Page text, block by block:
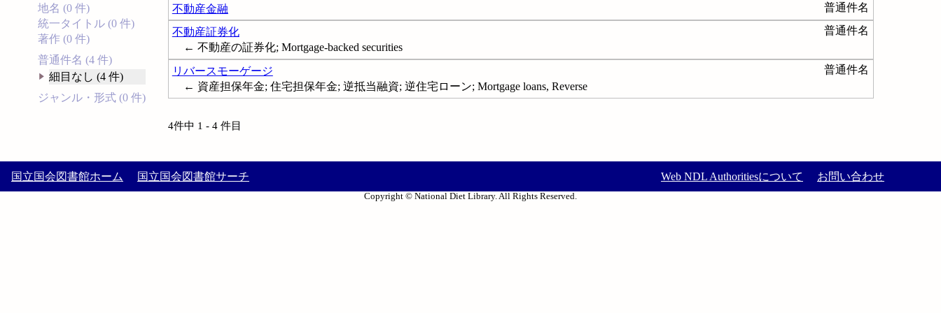
地名 (0 件)
統一タイトル (0 件)
著作 (0 件)
普通件名 (4 件)
細目なし (4 件)
ジャンル・形式 (0 件)
不動産金融 普通件名
不動産証券化
普通件名
← 不動産の証券化; Mortgage-backed securities
リバースモーゲージ
普通件名
← 資産担保年金; 住宅担保年金; 逆抵当融資; 逆住宅ローン; Mortgage loans, Reverse
4件中 1 - 4 件目
国立国会図書館ホーム 国立国会図書館サーチ Web NDL Authoritiesについて お問い合わせ
Copyright © National Diet Library. All Rights Reserved.